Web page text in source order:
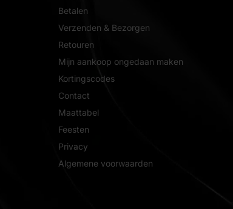
Betalen
Verzenden & Bezorgen
Retouren
Mijn aankoop ongedaan maken
Kortingscodes
Contact
Maattabel
Feesten
Privacy
Algemene voorwaarden